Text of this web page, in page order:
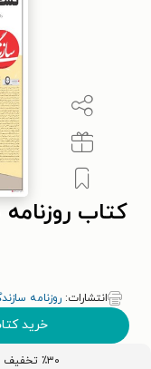
انتشارات: روزنامه
خرید
٪۳۰ تخفیف اولین خرید کتاب با کد